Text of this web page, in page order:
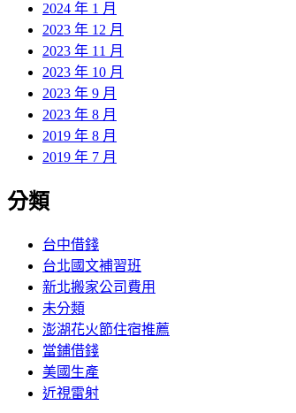
2024 年 1 月
2023 年 12 月
2023 年 11 月
2023 年 10 月
2023 年 9 月
2023 年 8 月
2019 年 8 月
2019 年 7 月
分類
台中借錢
台北國文補習班
新北搬家公司費用
未分類
澎湖花火節住宿推薦
當鋪借錢
美國生產
近視雷射